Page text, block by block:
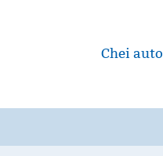
Chei auto